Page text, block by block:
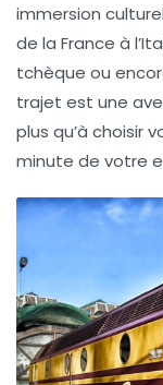
immersion
de la France à
tchèque ou
trajet est une
plus qu’à choisir
minute de votre